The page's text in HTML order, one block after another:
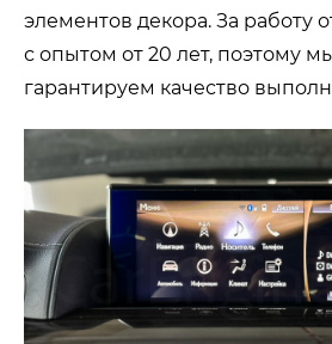
элементов декора. За работу
с опытом от 20 лет, поэтому
гарантируем качество